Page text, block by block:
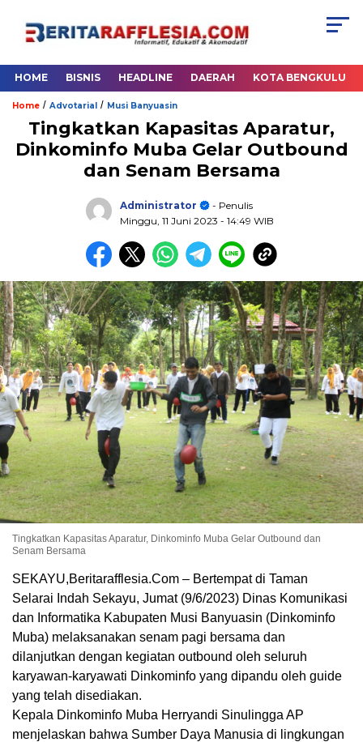
HOME BISNIS HEADLINE DAERAH KOTA BENGKULU
Home / Advotarial / Musi Banyuasin
Tingkatkan Kapasitas Aparatur,
Dinkominfo Muba Gelar Outbound
dan Senam Bersama
Administrator
- Penulis
Minggu, 11 Juni 2023 - 14:49 WIB
Tingkatkan Kapasitas Aparatur, Dinkominfo Muba Gelar Outbound dan
Senam Bersama
SEKAYU,Beritarafflesia.Com – Bertempat di Taman
Selarai Indah Sekayu, Jumat (9/6/2023) Dinas Komunikasi
dan Informatika Kabupaten Musi Banyuasin (Dinkominfo
Muba) melaksanakan senam pagi bersama dan
dilanjutkan dengan kegiatan outbound oleh seluruh
karyawan-karyawati Dinkominfo yang dipandu oleh guide
yang telah disediakan.
Kepala Dinkominfo Muba Herryandi Sinulingga AP
menjelaskan bahwa Sumber Daya Manusia di lingkungan